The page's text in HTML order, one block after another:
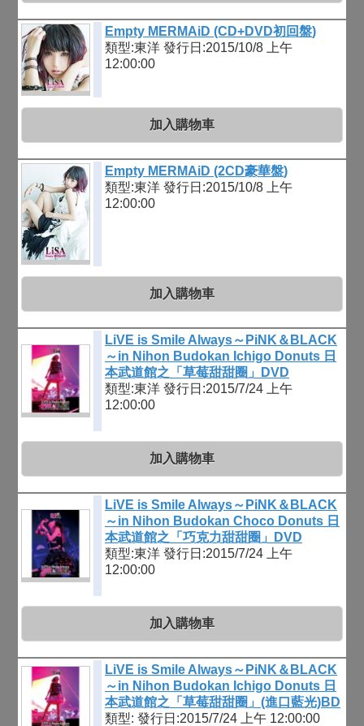
Empty MERMAiD (CD+DVD初回盤)
類型:東洋 發行日:2015/10/8 上午
12:00:00
加入購物車
Empty MERMAiD (2CD豪華盤)
類型:東洋 發行日:2015/10/8 上午
12:00:00
加入購物車
LiVE is Smile Always～PiNK＆BLACK
～in Nihon Budokan Ichigo Donuts 日
本武道館之「草莓甜甜圈」DVD
類型:東洋 發行日:2015/7/24 上午
12:00:00
加入購物車
LiVE is Smile Always～PiNK＆BLACK
～in Nihon Budokan Choco Donuts 日
本武道館之「巧克力甜甜圈」DVD
類型:東洋 發行日:2015/7/24 上午
12:00:00
加入購物車
LiVE is Smile Always～PiNK＆BLACK
～in Nihon Budokan Ichigo Donuts 日
本武道館之「草莓甜甜圈」(進口藍光)BD
類型: 發行日:2015/7/24 上午 12:00:00